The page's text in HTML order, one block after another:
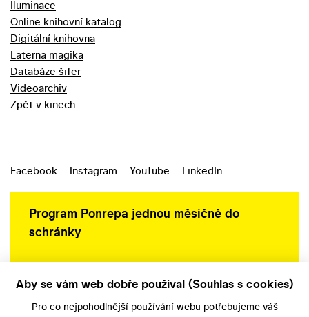
Iluminace
Online knihovní katalog
Digitální knihovna
Laterna magika
Databáze šifer
Videoarchiv
Zpět v kinech
Facebook Instagram YouTube LinkedIn
Program Ponrepa jednou měsíčně do
schránky
Aby se vám web dobře používal (Souhlas s cookies)
Pro co nejpohodlnější používání webu potřebujeme váš